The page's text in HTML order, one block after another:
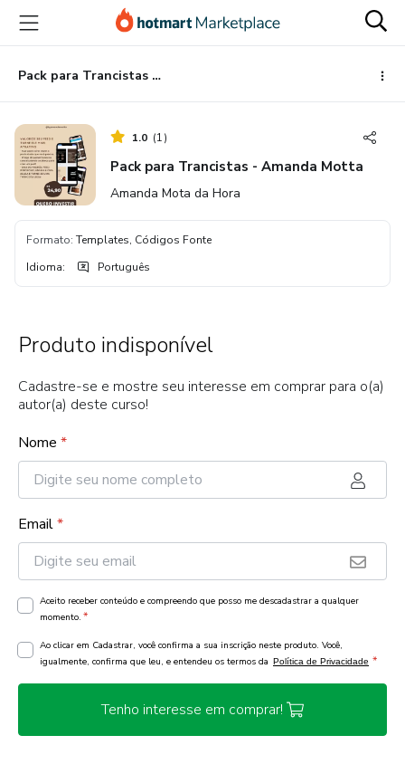
para
conteúdo
principal
para
pagamento
para
rodapé
Pack para Trancistas - Amanda Motta
1.0 (1)
Pack para Trancistas - Amanda Motta
Amanda Mota da Hora
Formato: Templates, Códigos Fonte
Idioma: Português
Produto indisponível
Cadastre-se e mostre seu interesse em comprar para o(a)
autor(a) deste curso!
Nome *
Email*
Aceito receber conteúdo e compreendo que posso me descadastrar a qualquer
momento. *
Ao clicar em Cadastrar, você confirma a sua inscrição neste produto. Você,
igualmente, confirma que leu, e entendeu os termos da Política de Privacidade *
Tenho interesse em comprar!